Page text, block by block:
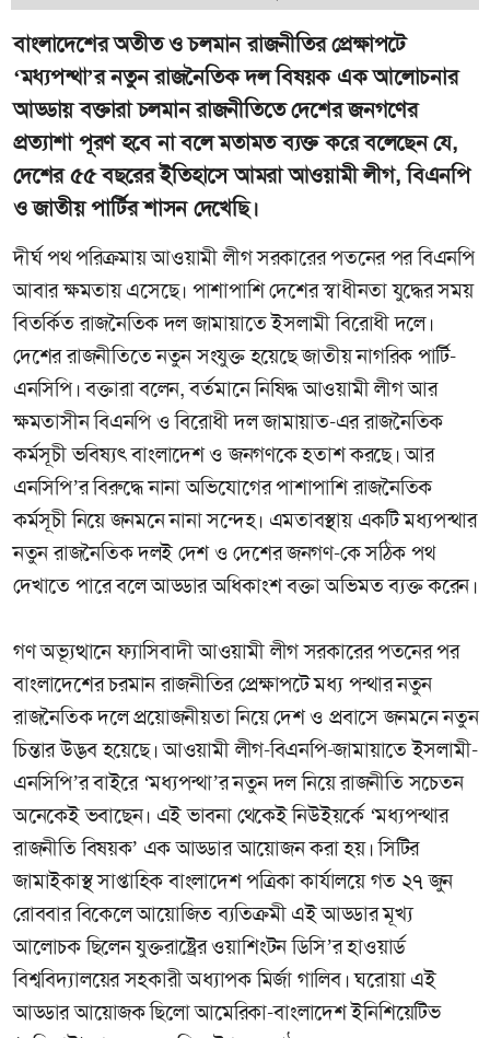
বাংলাদেশের অতীত ও চলমান রাজনীতির প্রেক্ষাপটে
‘মধ্যপন্থা’র নতুন রাজনৈতিক দল বিষয়ক এক আলোচনার
আড্ডায় বক্তারা চলমান রাজনীতিতে দেশের জনগণের
প্রত্যাশা পূরণ হবে না বলে মতামত ব্যক্ত করে বলেছেন যে,
দেশের ৫৫ বছরের ইতিহাসে আমরা আওয়ামী লীগ, বিএনপি
ও জাতীয় পার্টির শাসন দেখেছি।
দীর্ঘ পথ পরিক্রমায় আওয়ামী লীগ সরকারের পতনের পর বিএনপি
আবার ক্ষমতায় এসেছে। পাশাপাশি দেশের স্বাধীনতা যুদ্ধের সময়
বিতর্কিত রাজনৈতিক দল জামায়াতে ইসলামী বিরোধী দলে।
দেশের রাজনীতিতে নতুন সংযুক্ত হয়েছে জাতীয় নাগরিক পার্টি-
এনসিপি। বক্তারা বলেন, বর্তমানে নিষিদ্ধ আওয়ামী লীগ আর
ক্ষমতাসীন বিএনপি ও বিরোধী দল জামায়াত-এর রাজনৈতিক
কর্মসূচী ভবিষ্যৎ বাংলাদেশ ও জনগণকে হতাশ করছে। আর
এনসিপি’র বিরুদ্ধে নানা অভিযোগের পাশাপাশি রাজনৈতিক
কর্মসূচী নিয়ে জনমনে নানা সন্দেহ। এমতাবস্থায় একটি মধ্যপন্থার
নতুন রাজনৈতিক দলই দেশ ও দেশের জনগণ-কে সঠিক পথ
দেখাতে পারে বলে আড্ডার অধিকাংশ বক্তা অভিমত ব্যক্ত করেন।
গণ অভ্যূত্থানে ফ্যাসিবাদী আওয়ামী লীগ সরকারের পতনের পর
বাংলাদেশের চরমান রাজনীতির প্রেক্ষাপটে মধ্য পন্থার নতুন
রাজনৈতিক দলে প্রয়োজনীয়তা নিয়ে দেশ ও প্রবাসে জনমনে নতুন
চিন্তার উদ্ভব হয়েছে। আওয়ামী লীগ-বিএনপি-জামায়াতে ইসলামী-
এনসিপি’র বাইরে ‘মধ্যপন্থা’র নতুন দল নিয়ে রাজনীতি সচেতন
অনেকেই ভবাছেন। এই ভাবনা থেকেই নিউইয়র্কে ‘মধ্যপন্থার
রাজনীতি বিষয়ক’ এক আড্ডার আয়োজন করা হয়। সিটির
জামাইকাস্থ সাপ্তাহিক বাংলাদেশ পত্রিকা কার্যালয়ে গত ২৭ জুন
রোববার বিকেলে আয়োজিত ব্যতিক্রমী এই আড্ডার মূখ্য
আলোচক ছিলেন যুক্তরাষ্ট্রের ওয়াশিংটন ডিসি’র হাওয়ার্ড
বিশ্ববিদ্যালয়ের সহকারী অধ্যাপক মির্জা গালিব। ঘরোয়া এই
আড্ডার আয়োজক ছিলো আমেরিকা-বাংলাদেশ ইনিশিয়েটিভ